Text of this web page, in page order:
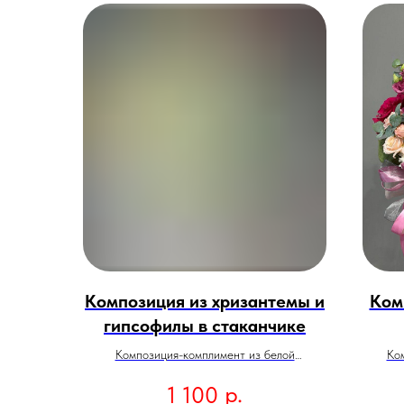
Композиция из хризантемы и
гипсофилы в стаканчике
Композиция-комплимент из белой
гипсофилы в крафтовом стаканчике. Такой
1 100 р.